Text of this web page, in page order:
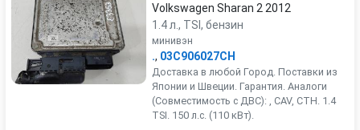
Volkswagen Sharan 2 2012
1.4 л., TSI, бензин
минивэн
., 03C906027CH
Доставка в любой Город. Поставки из
Японии и Швеции. Гарантия. Аналоги
(Совместимость с ДВС): , CAV, CTH. 1.4
TSI. 150 л.с. (110 кВт).